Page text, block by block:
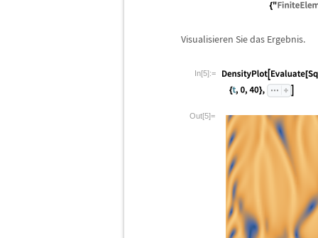
Visualisieren Sie das Ergebnis.
In[5]:=
Out[5]=